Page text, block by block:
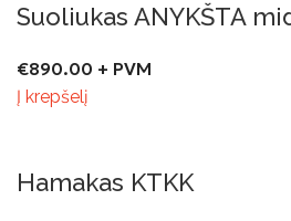
Suoliukas ANYKŠTA
€890.00 + PVM
Į krepšelį
Hamakas KTKK